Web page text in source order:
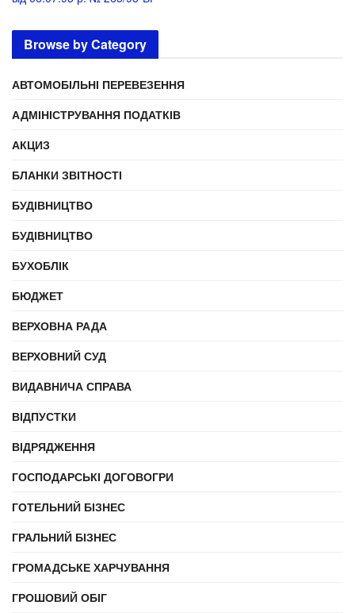
Browse by Category
АВТОМОБІЛЬНІ ПЕРЕВЕЗЕННЯ
АДМІНІСТРУВАННЯ ПОДАТКІВ
АКЦИЗ
БЛАНКИ ЗВІТНОСТІ
БУДІВНИЦТВО
БУДІВНИЦТВО
БУХОБЛІК
БЮДЖЕТ
ВЕРХОВНА РАДА
ВЕРХОВНИЙ СУД
ВИДАВНИЧА СПРАВА
ВІДПУСТКИ
ВІДРЯДЖЕННЯ
ГОСПОДАРСЬКІ ДОГОВОГРИ
ГОТЕЛЬНИЙ БІЗНЕС
ГРАЛЬНИЙ БІЗНЕС
ГРОМАДСЬКЕ ХАРЧУВАННЯ
ГРОШОВИЙ ОБІГ